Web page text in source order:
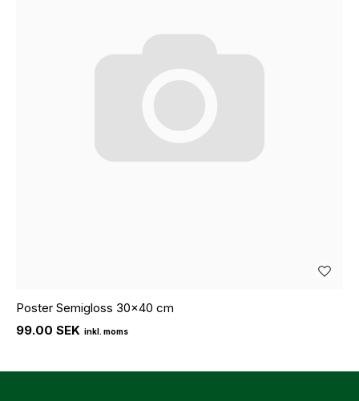
Poster Semigloss 30x40 cm
99.00 SEK